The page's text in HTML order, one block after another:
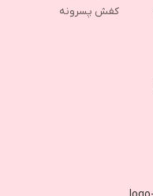
كفش پسرونه